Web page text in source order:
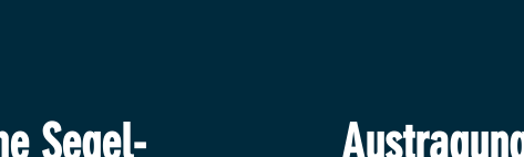
Segel-